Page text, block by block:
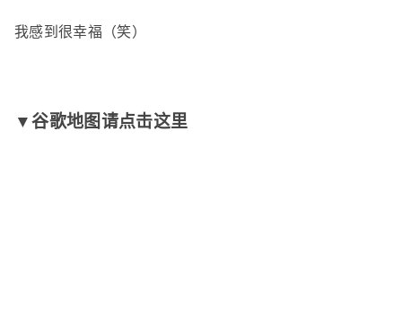
我感到很幸福（笑）
▼谷歌地图请点击这里